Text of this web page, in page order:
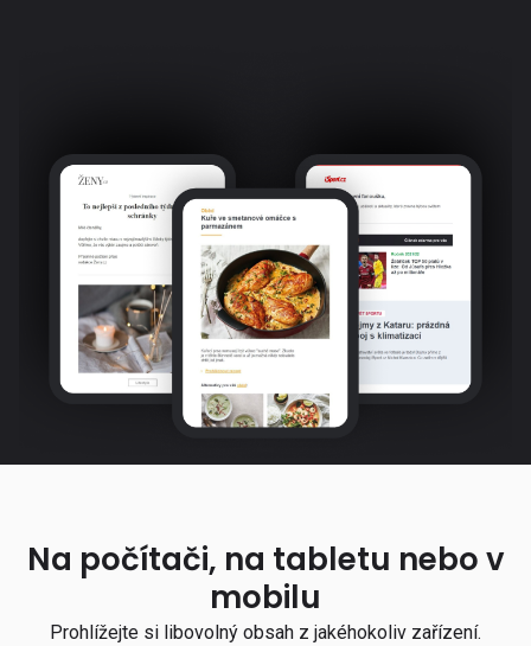
Na počítači, na tabletu nebo v
mobilu
Prohlížejte si libovolný obsah z jakéhokoliv zařízení.